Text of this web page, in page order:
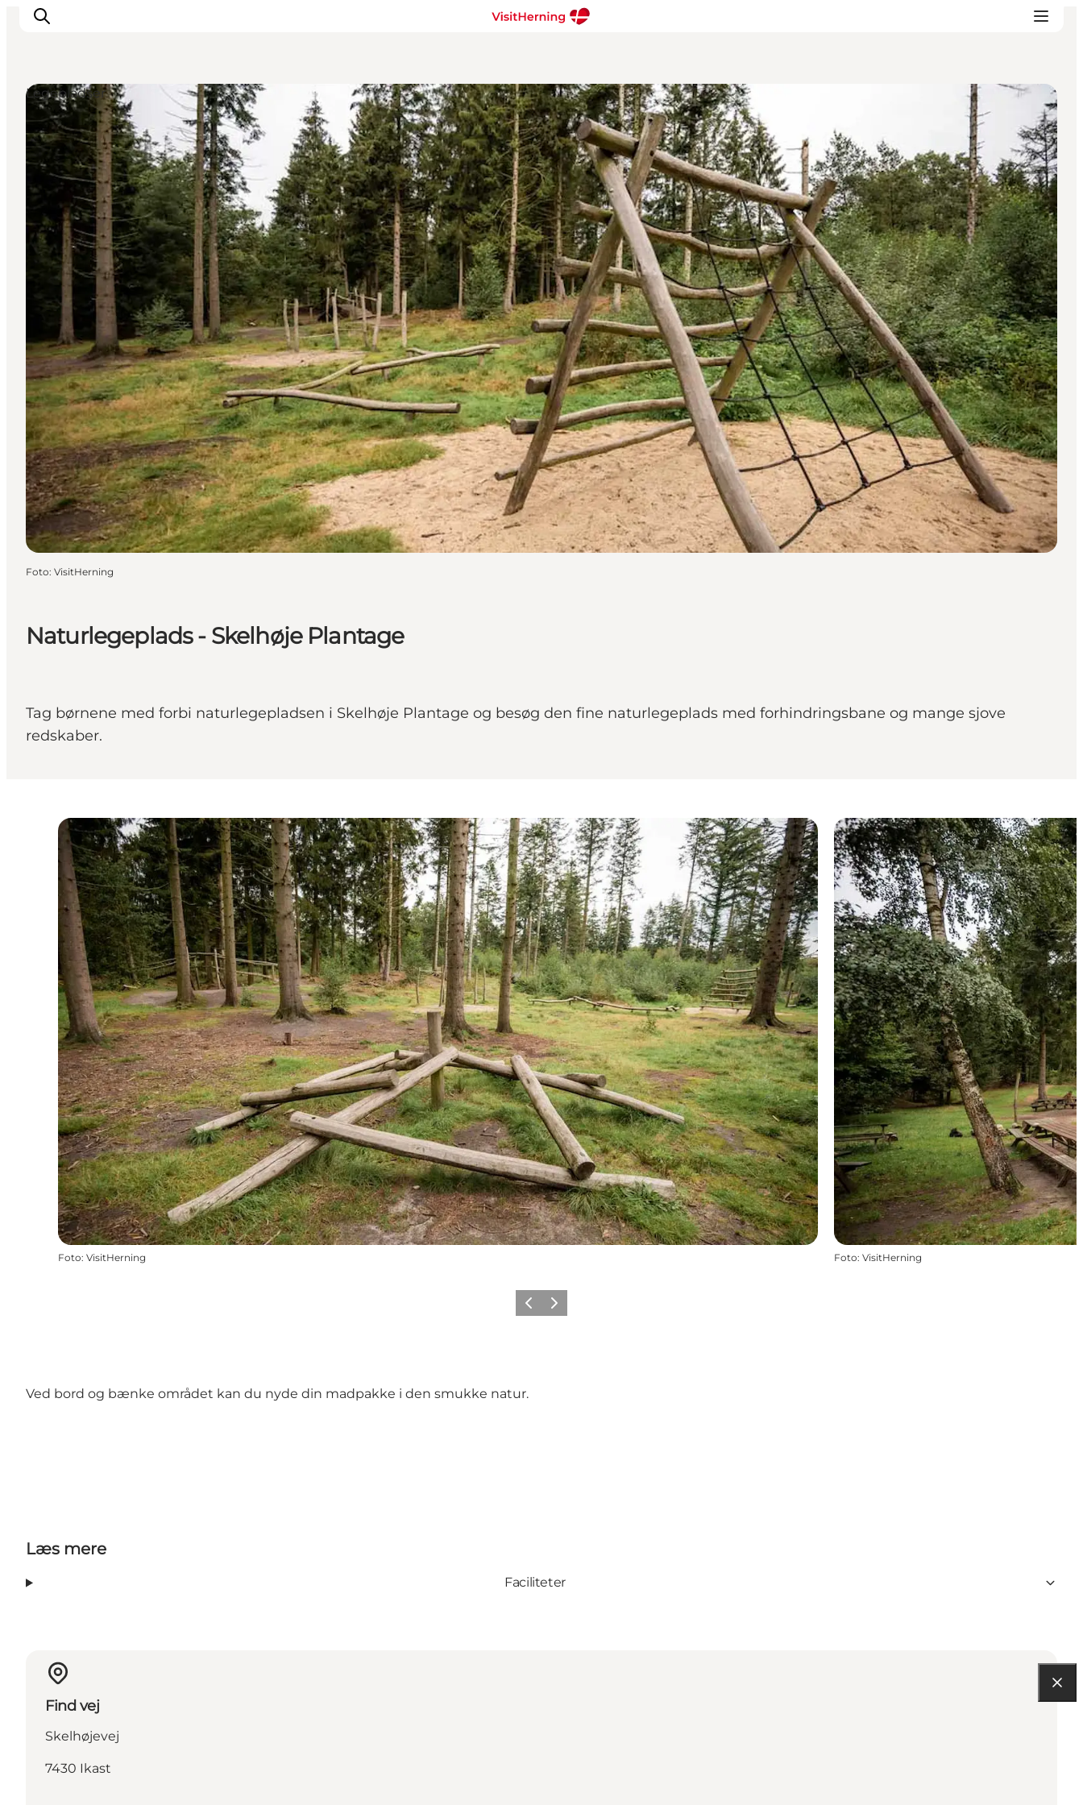
Det sker
Spis, drik og shop
Kunstlandet
Se og oplev
Find vej
Sov godt
Book overnatning
Naturlegeplads - Skelhøje Plantage
Tag børnene med forbi naturlegepladsen i Skelhøje Plantage og besøg den fine naturlegeplads med forhindringsbane og mange sjove
redskaber.
Legepladser
Foto: VisitHerning
Foto: VisitHerning Foto: VisitHerning
Forrige billede
Næste billede
Ved bord og bænke området kan du nyde din madpakke i den smukke natur.
Læs mere
Faciliteter
Find vej
Skelhøjevej
7430 Ikast